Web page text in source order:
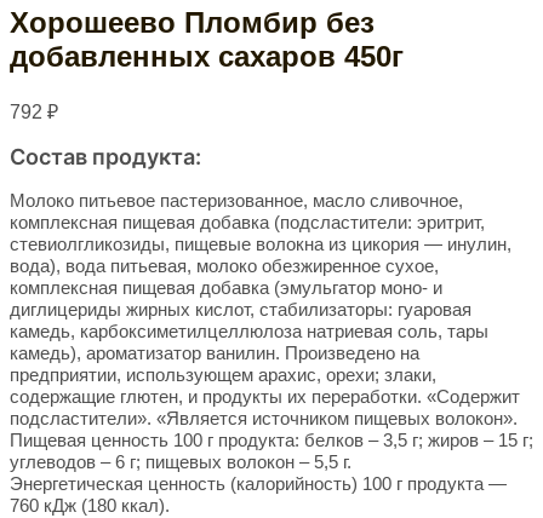
Хорошеево Пломбир без
добавленных сахаров 450г
792 ₽
Состав продукта:
Молоко питьевое пастеризованное, масло сливочное,
комплексная пищевая добавка (подсластители: эритрит,
стевиолгликозиды, пищевые волокна из цикория — инулин,
вода), вода питьевая, молоко обезжиренное сухое,
комплексная пищевая добавка (эмульгатор моно- и
диглицериды жирных кислот, стабилизаторы: гуаровая
камедь, карбоксиметилцеллюлоза натриевая соль, тары
камедь), ароматизатор ванилин. Произведено на
предприятии, использующем арахис, орехи; злаки,
содержащие глютен, и продукты их переработки. «Содержит
подсластители». «Является источником пищевых волокон».
Пищевая ценность 100 г продукта: белков – 3,5 г; жиров – 15 г;
углеводов – 6 г; пищевых волокон – 5,5 г.
Энергетическая ценность (калорийность) 100 г продукта —
760 кДж (180 ккал).